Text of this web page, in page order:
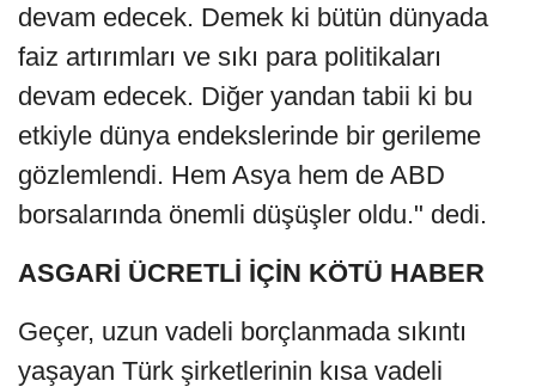
devam edecek. Demek ki bütün dünyada
faiz artırımları ve sıkı para politikaları
devam edecek. Diğer yandan tabii ki bu
etkiyle dünya endekslerinde bir gerileme
gözlemlendi. Hem Asya hem de ABD
borsalarında önemli düşüşler oldu." dedi.
ASGARİ ÜCRETLİ İÇİN KÖTÜ HABER
Geçer, uzun vadeli borçlanmada sıkıntı
yaşayan Türk şirketlerinin kısa vadeli